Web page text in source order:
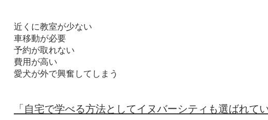
近くに教室が少ない
車移動が必要
予約が取れない
費用が高い
愛犬が外で興奮してしまう
「自宅で学べる方法としてイヌバーシティも選ばれてい